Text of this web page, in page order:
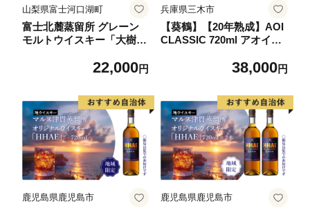
山梨県富士河口湖町
富士北麓蒸留所 グレーン
モルトウイスキー「大樹
蔵が手掛けました＞【井出
22,000円
兵庫県三木市
【葵鶴】【20年熟成】AOI
CLASSIC 720ml アオイク
38,000円
鹿児島県鹿児島市 鹿児島県鹿児島市